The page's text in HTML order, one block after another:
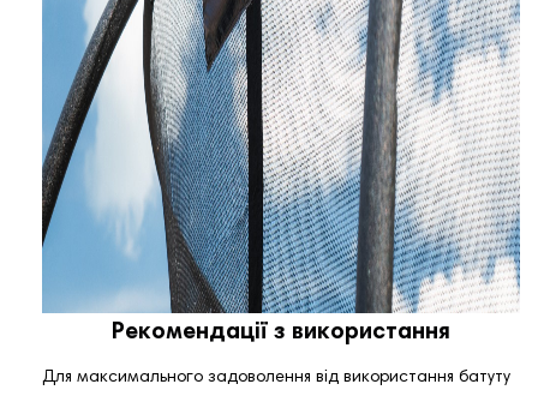
Рекомендації з використання
Для максимального задоволення від використання батуту